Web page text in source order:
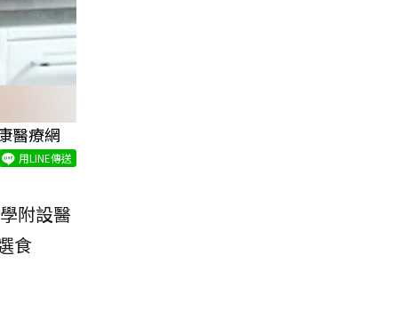
醫療網
用LINE傳送
附設醫
食